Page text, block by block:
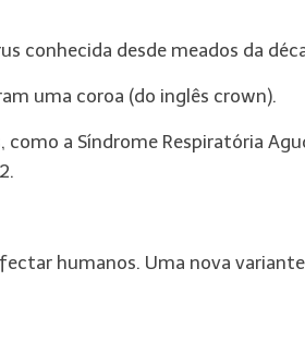
conhecida desde meados da
uma coroa (do inglês crown).
a Síndrome Respiratória
humanos. Uma nova